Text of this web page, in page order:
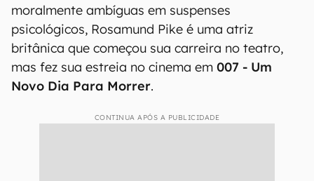
moralmente ambíguas em suspenses
psicológicos, Rosamund Pike é uma atriz
britânica que começou sua carreira no teatro,
mas fez sua estreia no cinema em 007 - Um
Novo Dia Para Morrer.
CONTINUA APÓS A PUBLICIDADE